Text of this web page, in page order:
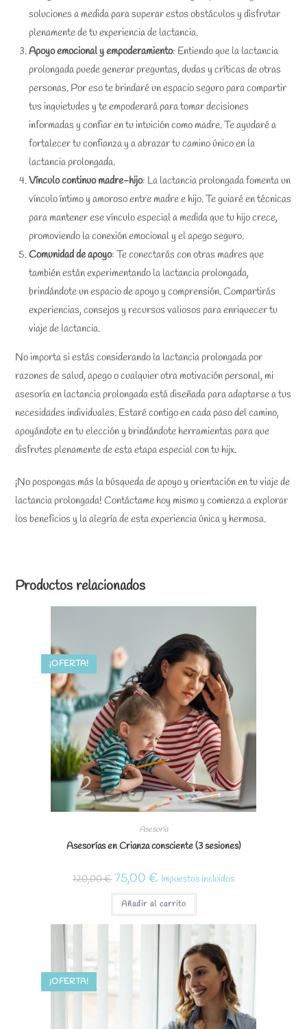
soluciones a medida para superar estos obstáculos y disfrutar
plenamente de tu experiencia de lactancia.
Apoyo emocional y empoderamiento: Entiendo que la lactancia
prolongada puede generar preguntas, dudas y críticas de otras
personas. Por eso te brindaré un espacio seguro para compartir
tus inquietudes y te empoderará para tomar decisiones
informadas y confiar en tu intuición como madre. Te ayudaré a
fortalecer tu confianza y a abrazar tu camino único en la
lactancia prolongada.
Vínculo continuo madre-hijo: La lactancia prolongada fomenta un
vínculo íntimo y amoroso entre madre e hijo. Te guiaré en técnicas
para mantener ese vínculo especial a medida que tu hijo crece,
promoviendo la conexión emocional y el apego seguro.
Comunidad de apoyo: Te conectarás con otras madres que
también están experimentando la lactancia prolongada,
brindándote un espacio de apoyo y comprensión. Compartirás
experiencias, consejos y recursos valiosos para enriquecer tu
viaje de lactancia.
No importa si estás considerando la lactancia prolongada por
razones de salud, apego o cualquier otra motivación personal, mi
asesoría en lactancia prolongada está diseñada para adaptarse a tus
necesidades individuales. Estaré contigo en cada paso del camino,
apoyándote en tu elección y brindándote herramientas para que
disfrutes plenamente de esta etapa especial con tu hijx.
¡No pospongas más la búsqueda de apoyo y orientación en tu viaje de
lactancia prolongada! Contáctame hoy mismo y comienza a explorar
los beneficios y la alegría de esta experiencia única y hermosa.
Productos relacionados
¡OFERTA!
Asesoría
Asesorías en Crianza consciente (3 sesiones)
120,00€ El
precio
original
era:
120,00 €.
75,00 € El
precio
actual
es:
75,00 €.
Impuestos incluidos
Añadir al carrito
¡OFERTA!